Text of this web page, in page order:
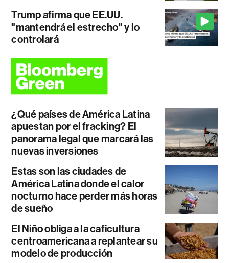
Trump afirma que EE.UU.
"mantendrá el estrecho" y lo
controlará
¿Qué países de América Latina
apuestan por el fracking? El
panorama legal que marcará las
nuevas inversiones
Estas son las ciudades de
América Latina donde el calor
nocturno hace perder más horas
de sueño
El Niño obliga a la caficultura
centroamericana a replantear su
modelo de producción